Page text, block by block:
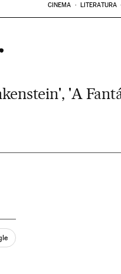
CINEMA LITERATURA
'A